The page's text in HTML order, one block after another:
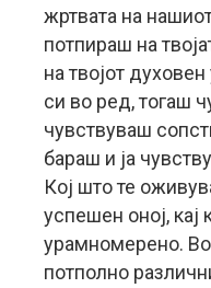
жртвата на
потпираш на
на твојот
си во ред, тогаш
чувствуваш
бараш и ја
Кој што те
успешен оној,
урамномерено. Во
потполно